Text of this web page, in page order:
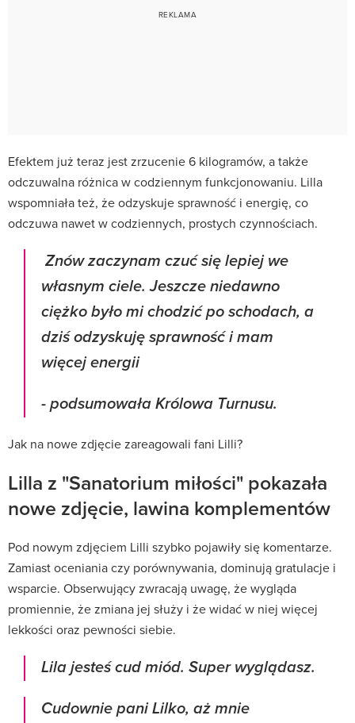
Efektem już teraz jest zrzucenie 6 kilogramów, a także
odczuwalna różnica w codziennym funkcjonowaniu. Lilla
wspomniała też, że odzyskuje sprawność i energię, co
odczuwa nawet w codziennych, prostych czynnościach.
Znów zaczynam czuć się lepiej we
własnym ciele. Jeszcze niedawno
ciężko było mi chodzić po schodach, a
dziś odzyskuję sprawność i mam
więcej energii
- podsumowała Królowa Turnusu.
Jak na nowe zdjęcie zareagowali fani Lilli?
Lilla z "Sanatorium miłości" pokazała
nowe zdjęcie, lawina komplementów
Pod nowym zdjęciem Lilli szybko pojawiły się komentarze.
Zamiast oceniania czy porównywania, dominują gratulacje i
wsparcie. Obserwujący zwracają uwagę, że wygląda
promiennie, że zmiana jej służy i że widać w niej więcej
lekkości oraz pewności siebie.
Lila jesteś cud miód. Super wyglądasz.
Cudownie pani Lilko, aż mnie